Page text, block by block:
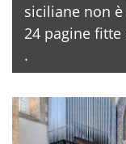
siciliane non
24 pagine
.